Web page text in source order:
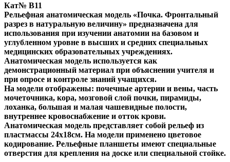
Кат№ В11
Рельефная анатомическая модель «Почка. Фронтальный
разрез в натуральную величину» предназначена для
использования при изучении анатомии на базовом и
углубленном уровне в высших и средних специальных
медицинских образовательных учреждениях.
Анатомическая модель используется как
демонстрационный материал при объяснении учителя и
при опросе и контроле знаний учащихся.
На модели отображены: почечные артерии и вены, часть
мочеточника, кора, мозговой слой почки, пирамиды,
лоханка, большая и малая чашевидные полости,
внутреннее кровоснабжение и отток крови.
Анатомическая модель представляет собой рельеф из
пластмассы 24х18см. На модели применено цветовое
кодирование. Рельефные планшеты имеют специальные
отверстия для крепления на доске или специальной стойке.